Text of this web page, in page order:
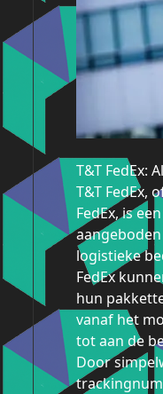
T&T FedEx:
T&T FedEx,
FedEx, is
logistieke
FedEx
hun
vanaf het
tot aan de
Door